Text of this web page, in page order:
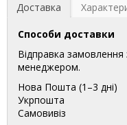
Доставка
Способи доставки
Відправка замовлення
менеджером.
Нова Пошта (1–3 дні)
Укрпошта
Самовивіз